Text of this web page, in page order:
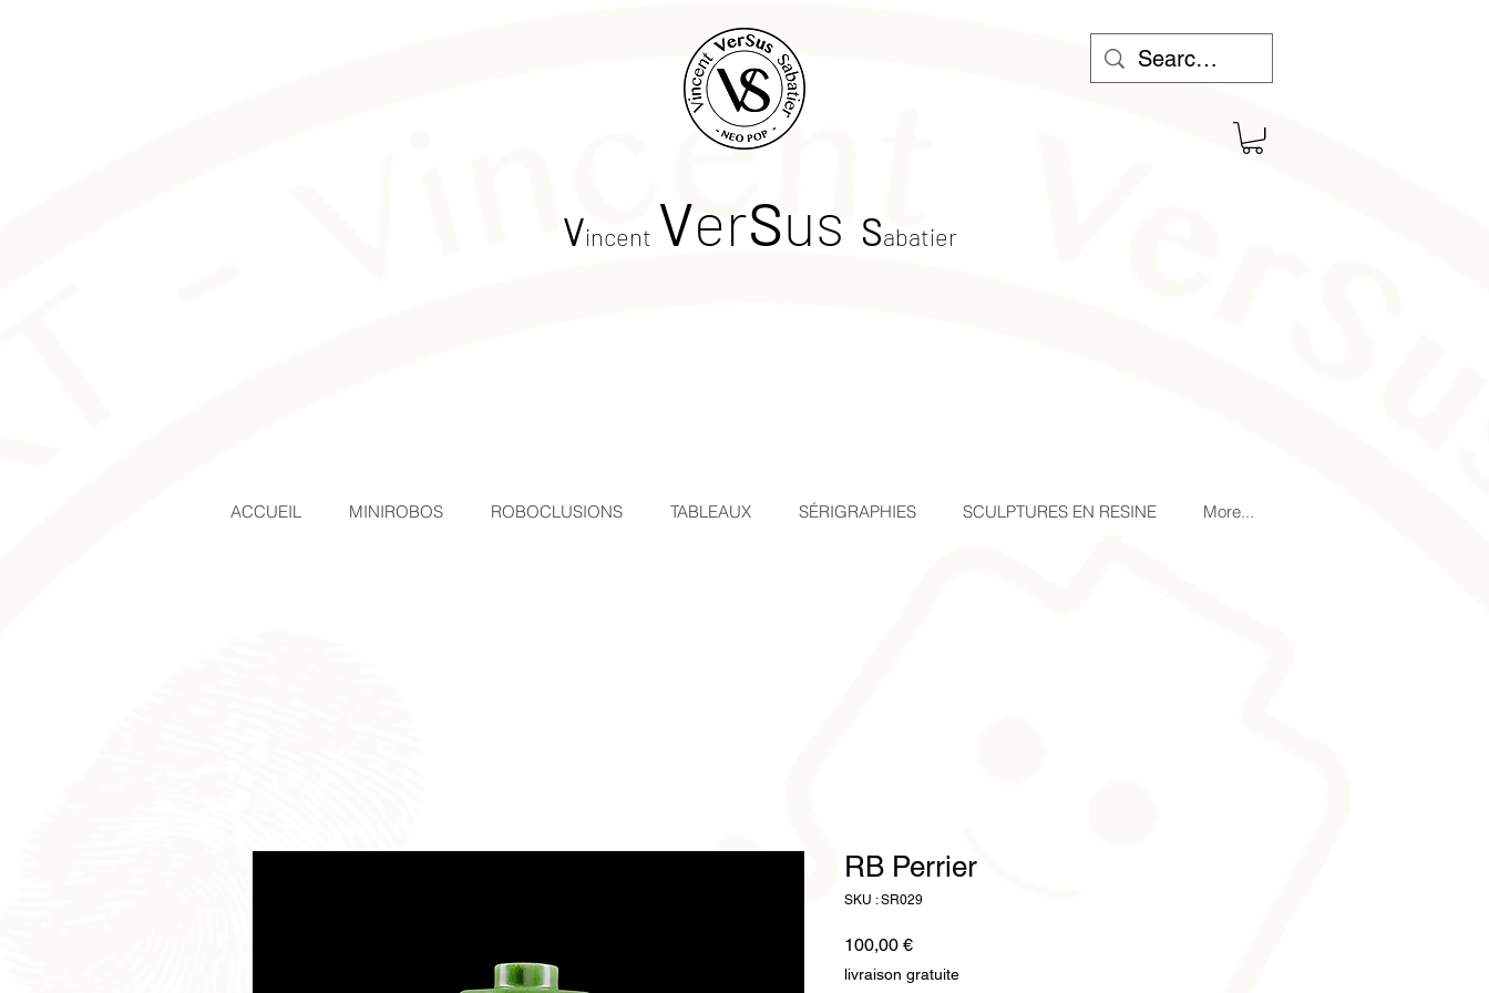
Vincent VerSus Sabatier
ACCUEIL MINIROBOS ROBOCLUSIONS TABLEAUX SÉRIGRAPHIES SCULPTURES EN RESINE More...
RB Perrier
SKU : SR029
100,00 €Prix
livraison gratuite